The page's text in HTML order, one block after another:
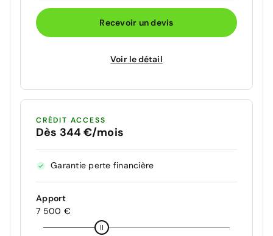
Recevoir un devis
Voir le détail
CRÉDIT ACCESS
Dès 344 €/mois
Garantie perte financière
Apport
7 500 €